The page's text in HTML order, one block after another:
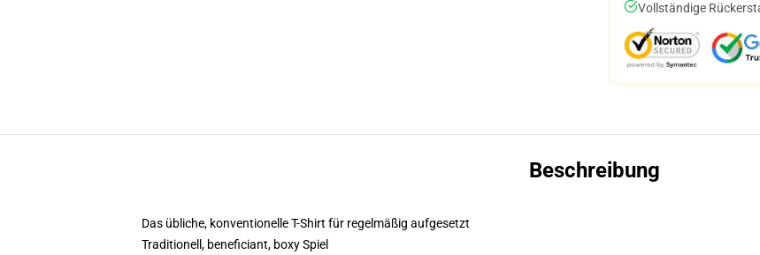
Vollständige
Beschreibung
Das übliche, konventionelle T-Shirt für regelmäßig aufgesetzt
Traditionell, beneficiant, boxy Spiel